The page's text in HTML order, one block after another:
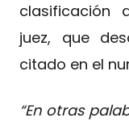
clasificación
juez, que
citado en el
“En otras